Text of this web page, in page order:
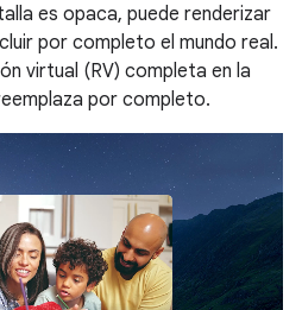
es opaca, puede renderizar
por completo el mundo real.
virtual (RV) completa en la
por completo.